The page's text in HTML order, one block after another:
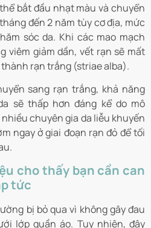
bắt đầu nhạt màu và chuyển
đến 2 năm tùy cơ địa, mức
sóc da. Khi các mao mạch
viêm giảm dần, vết rạn sẽ mất
rạn trắng (striae alba).
sang rạn trắng, khả năng
sẽ thấp hơn đáng kể do mô
nhiều chuyên gia da liễu khuyến
ngay ở giai đoạn rạn đỏ để tối
cho thấy bạn cần can
tức
bị bỏ qua vì không gây đau
lớp quần áo. Tuy nhiên, đây